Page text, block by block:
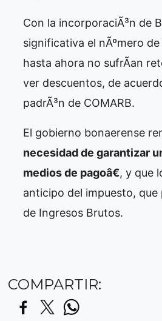
Con la incorporaciÃ³n de
significativa el nÃºmero
hasta ahora no sufrÃ­an
ver descuentos, de
padrÃ³n de COMARB.
El gobierno bonaerense
necesidad de garantizar
medios de pagoâ€, y que
anticipo del impuesto, que
de Ingresos Brutos.
COMPARTIR: